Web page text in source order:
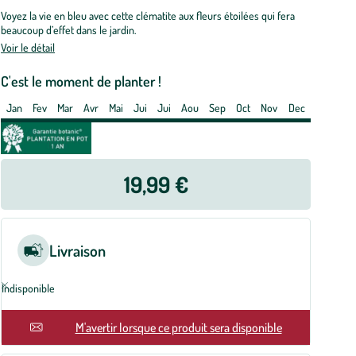
Voyez la vie en bleu avec cette clématite aux fleurs étoilées qui fera
beaucoup d’effet dans le jardin.
Voir le détail
C'est le moment de planter !
Jan Fev Mar Avr Mai Jui Jui Aou Sep Oct Nov Dec
19,99 €
Livraison
Indisponible
En rupture M'avertir lorsque ce produit sera disponible